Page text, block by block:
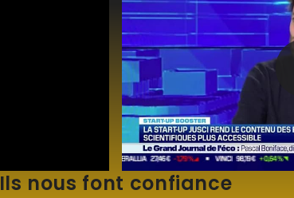
Ils nous font confiance